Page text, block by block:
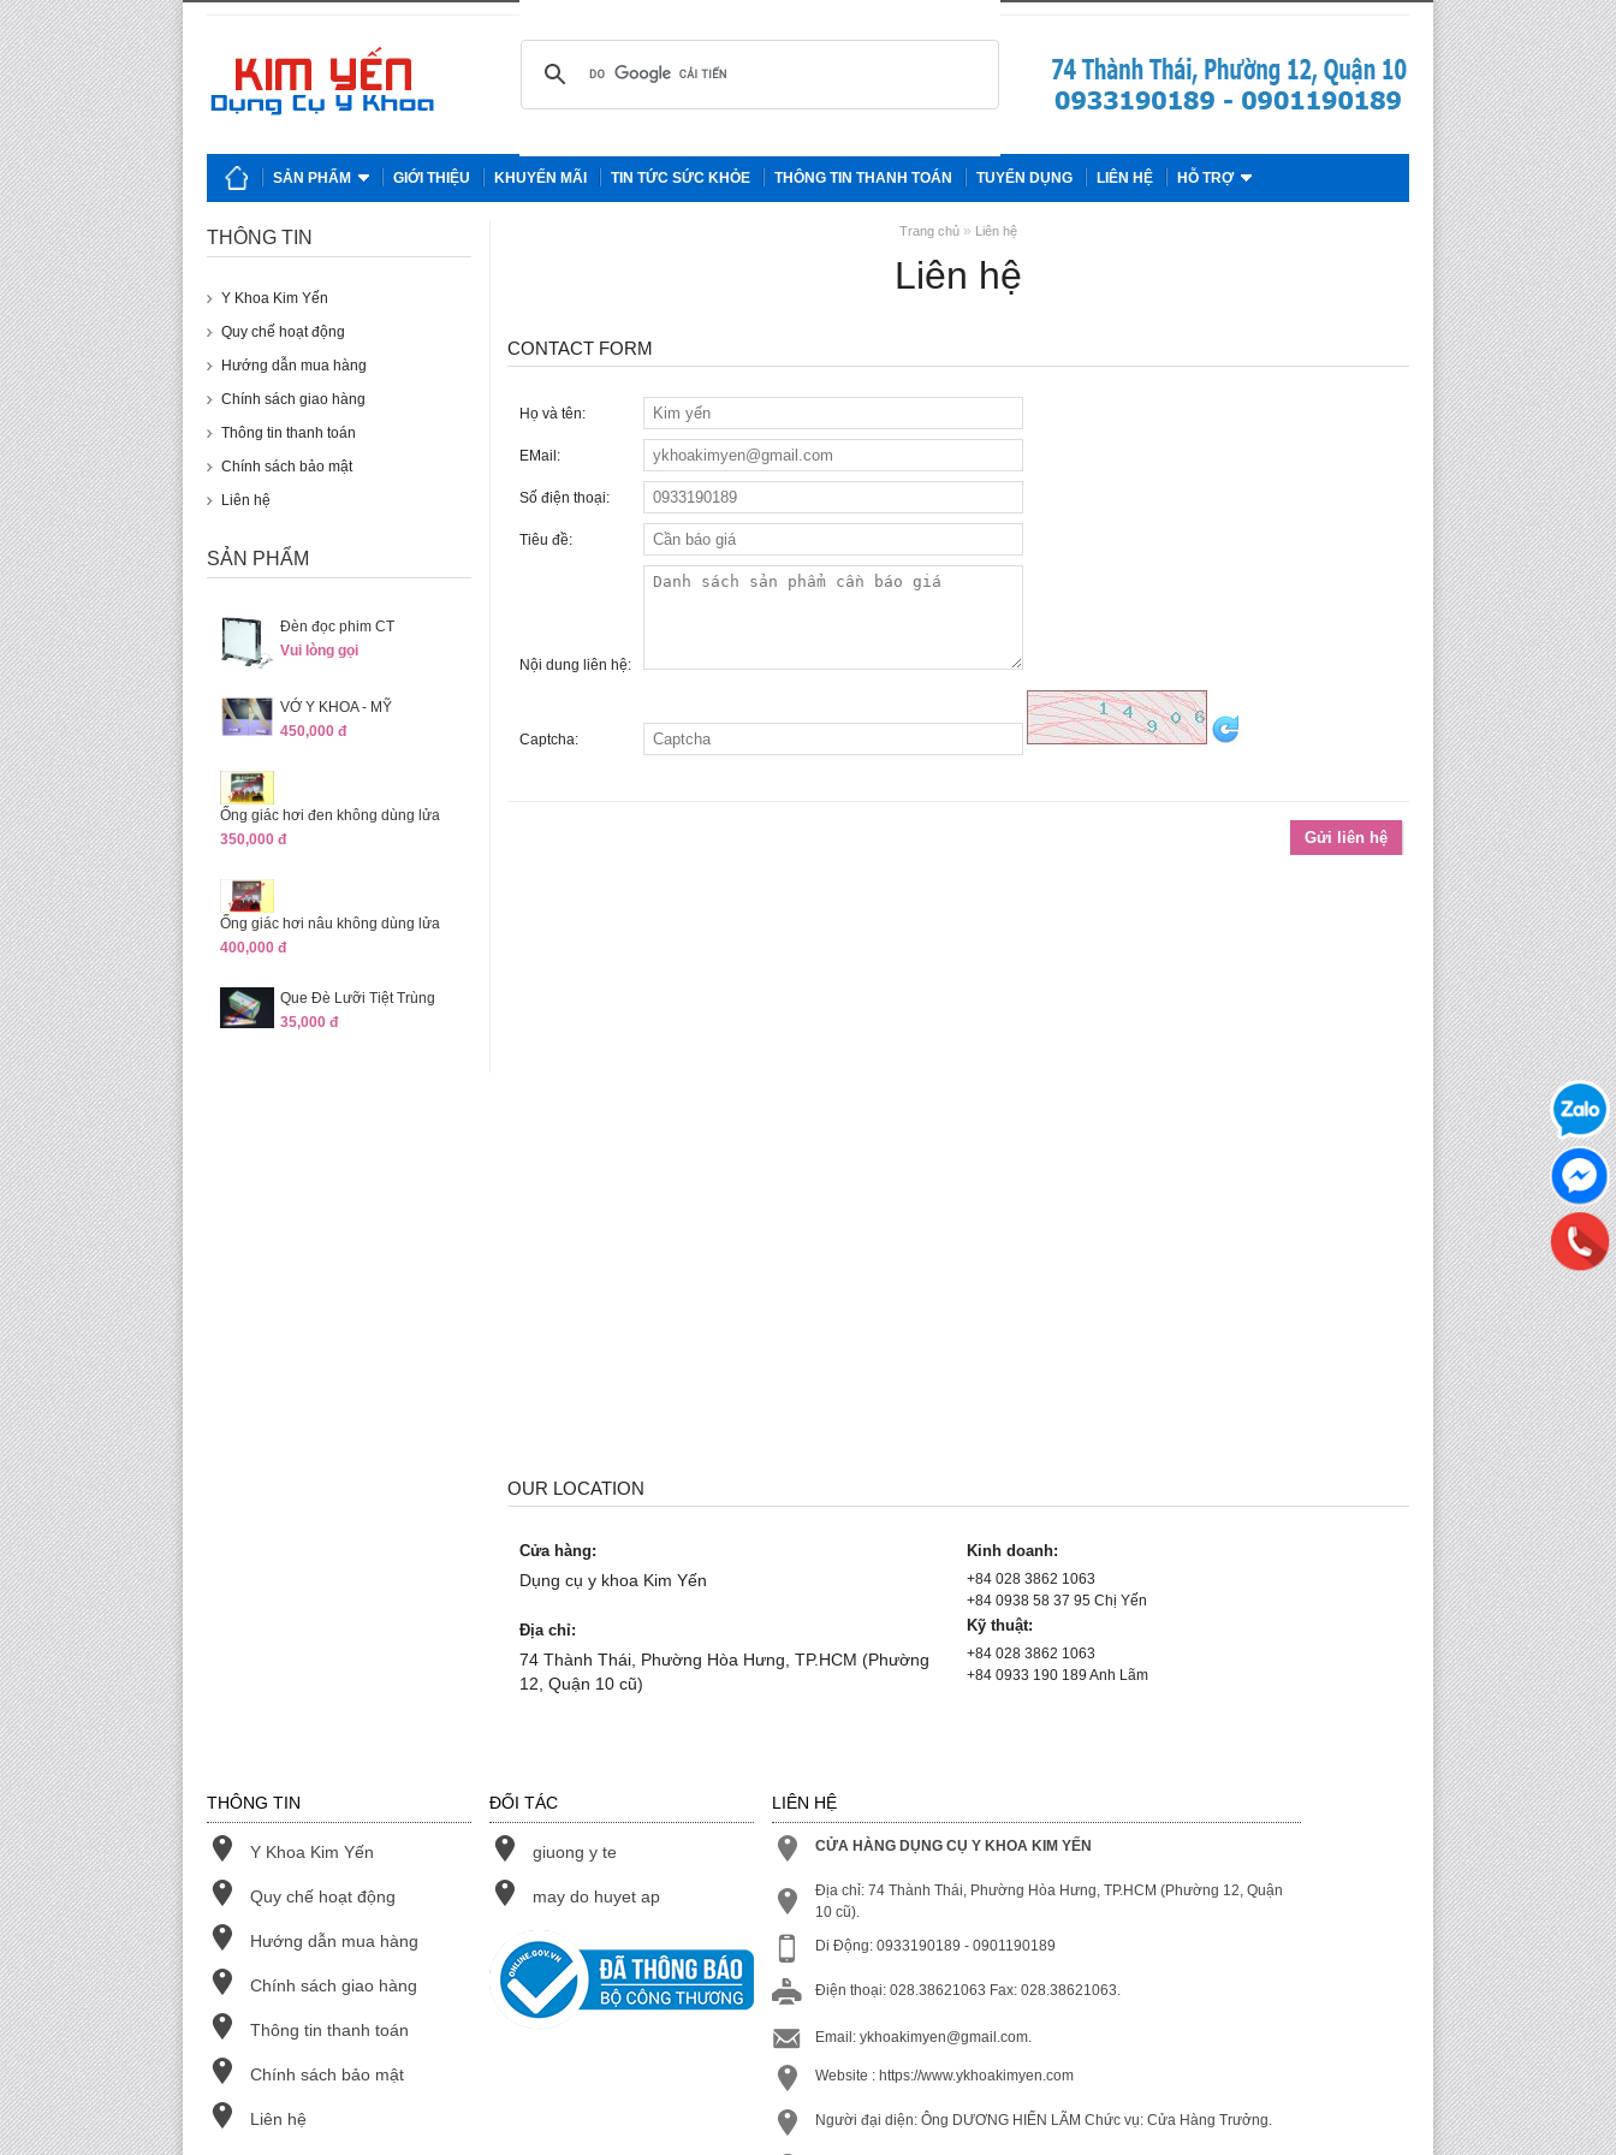
SẢN PHẨM GIỚI THIỆU KHUYẾN MÃI TIN TỨC SỨC KHỎE THÔNG TIN THANH TOÁN TUYỂN DỤNG LIÊN HỆ HỖ TRỢ
THÔNG TIN
Y Khoa Kim Yến
Quy chế hoạt động
Hướng dẫn mua hàng
Chính sách giao hàng
Thông tin thanh toán
Chính sách bảo mật
Liên hệ
SẢN PHẨM
Đèn đọc phim CT
Vui lòng gọi
VỚ Y KHOA - MỸ
450,000 đ
Ống giác hơi đen không dùng lửa
350,000 đ
Ống giác hơi nâu không dùng lửa
400,000 đ
Que Đè Lưỡi Tiệt Trùng
35,000 đ
Trang chủ » Liên hệ
Liên hệ
CONTACT FORM
Họ và tên:
EMail:
Số điện thoại:
Tiêu đề:
Nội dung liên hệ:
Captcha:
OUR LOCATION
Cửa hàng:
Dụng cụ y khoa Kim Yến
Địa chỉ:
74 Thành Thái, Phường Hòa Hưng, TP.HCM (Phường
12, Quận 10 cũ)
Kinh doanh:
+84 028 3862 1063
+84 0938 58 37 95 Chị Yến
Kỹ thuật:
+84 028 3862 1063
+84 0933 190 189 Anh Lãm
THÔNG TIN
Y Khoa Kim Yến
Quy chế hoạt động
Hướng dẫn mua hàng
Chính sách giao hàng
Thông tin thanh toán
Chính sách bảo mật
Liên hệ
ĐỐI TÁC
giuong y te
may do huyet ap
LIÊN HỆ
CỬA HÀNG DỤNG CỤ Y KHOA KIM YẾN
Địa chỉ: 74 Thành Thái, Phường Hòa Hưng, TP.HCM (Phường 12, Quận
10 cũ).
Di Động: 0933190189 - 0901190189
Điện thoại: 028.38621063 Fax: 028.38621063.
Email: ykhoakimyen@gmail.com.
Website : https://www.ykhoakimyen.com
Người đại diện: Ông DƯƠNG HIỂN LÃM Chức vụ: Cửa Hàng Trưởng.